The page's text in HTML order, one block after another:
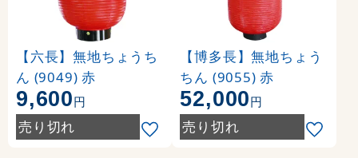
【六長】無地ちょうち
ん (9049) 赤
9,600円
売り切れ
【博多長】無地ちょう
ちん (9055) 赤
52,000円
売り切れ